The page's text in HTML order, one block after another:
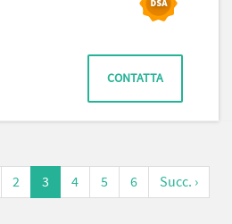
CONTATTA
2 3 4 5 6
Succ. ›